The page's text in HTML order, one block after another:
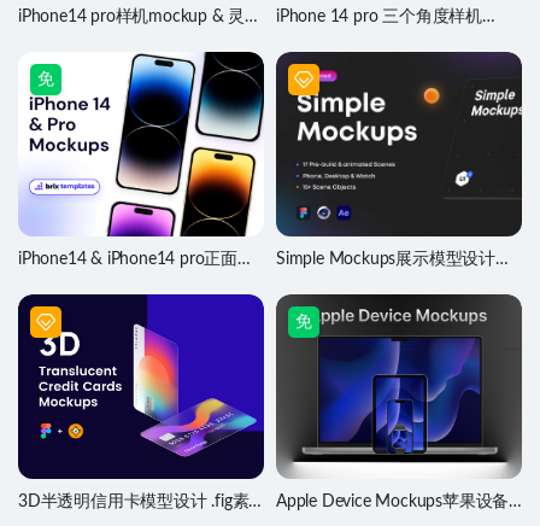
iPhone14 pro样机mockup & 灵动
iPhone 14 pro 三个角度样机
免
iPhone14 & iPhone14 pro正面样
Simple Mockups展示模型设计素
3D半透明信用卡模型设计 .fig素
免
Apple Device Mockups苹果设备